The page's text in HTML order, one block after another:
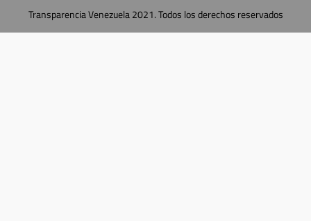
Transparencia Venezuela 2021. Todos los derechos reservados